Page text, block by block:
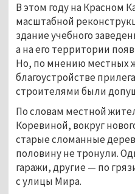
В этом году на Красном
масштабной
здание учебного
а на его территории
Но, по мнению местных
благоустройстве
строителями были
По словам местной
Коревиной, вокруг
старые сломанные
половину не тронули.
гаражи, другие — по
с улицы Мира.